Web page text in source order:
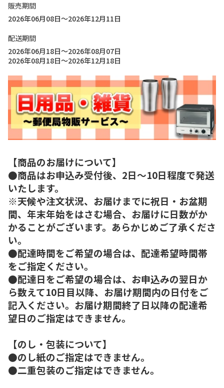
販売期間
2026年06月08日～2026年12月11日
配送期間
2026年06月18日～2026年08月07日
2026年08月18日～2026年12月18日
【商品のお届けについて】
●商品はお申込み受付後、2日～10日程度で発送
いたします。
※天候や注文状況、お届けまでに祝日・お盆期
間、年末年始をはさむ場合、お届けに日数がか
かることがございます。あらかじめご了承くださ
い。
●配達時間をご希望の場合は、配達希望時間帯
をご指定ください。
●配達日をご希望の場合は、お申込みの翌日か
ら数えて10日目以降、お届け期間内の日付をご
記入ください。お届け期間終了日以降の配達希
望日のご指定はできません。
【のし・包装について】
●のし紙のご指定はできません。
●二重包装のご指定はできません。